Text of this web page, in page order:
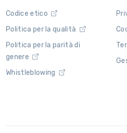
Codice etico
Politica per la qualità
Politica per la parità di
genere
Whistleblowing